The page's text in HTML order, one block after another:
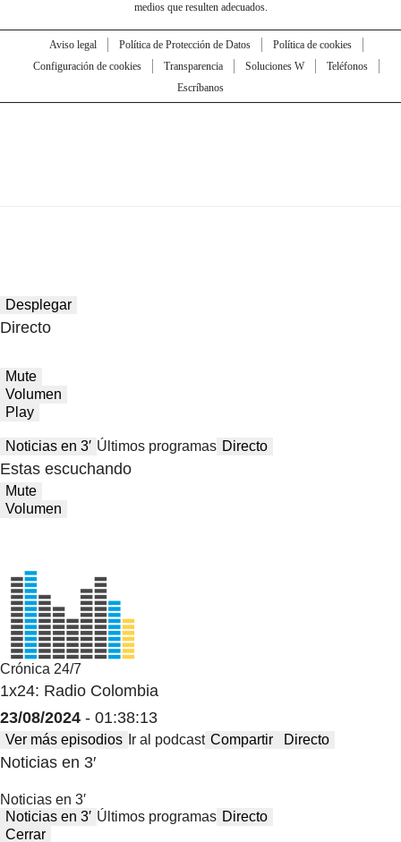
medios que resulten adecuados.
Aviso legal Política de Protección de Datos
Política de cookies
Configuración de cookies
Transparencia Soluciones W
Teléfonos
Escríbanos
Desplegar
Directo
Mute
Volumen
Play
Noticias en 3′ Últimos programas Directo
Estas escuchando
Mute
Volumen
Crónica 24/7
1x24: Radio Colombia
23/08/2024 - 01:38:13
Ver más episodios Ir al podcast Compartir Directo
Noticias en 3′
Noticias en 3′
Noticias en 3′ Últimos programas Directo
Cerrar